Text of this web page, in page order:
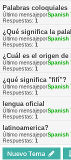
Palabras coloquiales
Último mensajeporSpanish
Respuestas: 1
¿Qué significa la
Último mensajeporSpanish
Respuestas: 1
¿Cuál es el origen
Último mensajeporSpanish
Respuestas: 1
¿qué significa "fifí"?
Último mensajeporSpanish
Respuestas: 1
lengua oficial
Último mensajeporSpanish
Respuestas: 1
latinoamerica?
Último mensajeporSpanish
Respuestas: 1
Nuevo Tema